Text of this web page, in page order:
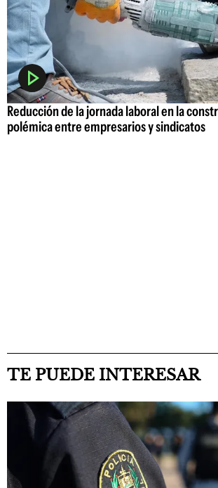
Reducción de la jornada laboral en la
polémica entre empresarios y sindicatos
TE PUEDE INTERESAR